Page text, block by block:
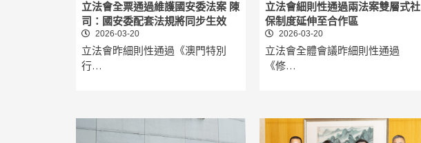
立法會全票通過維護國安委法案 陳
司：國安委配套法規將同步生效
2026-03-20
立法會昨細則性通過《澳門特別
行…
立法會細則性通過兩法案雙層式社
保制度延伸至合作區
2026-03-20
立法會全體會議昨細則性通過
《修…